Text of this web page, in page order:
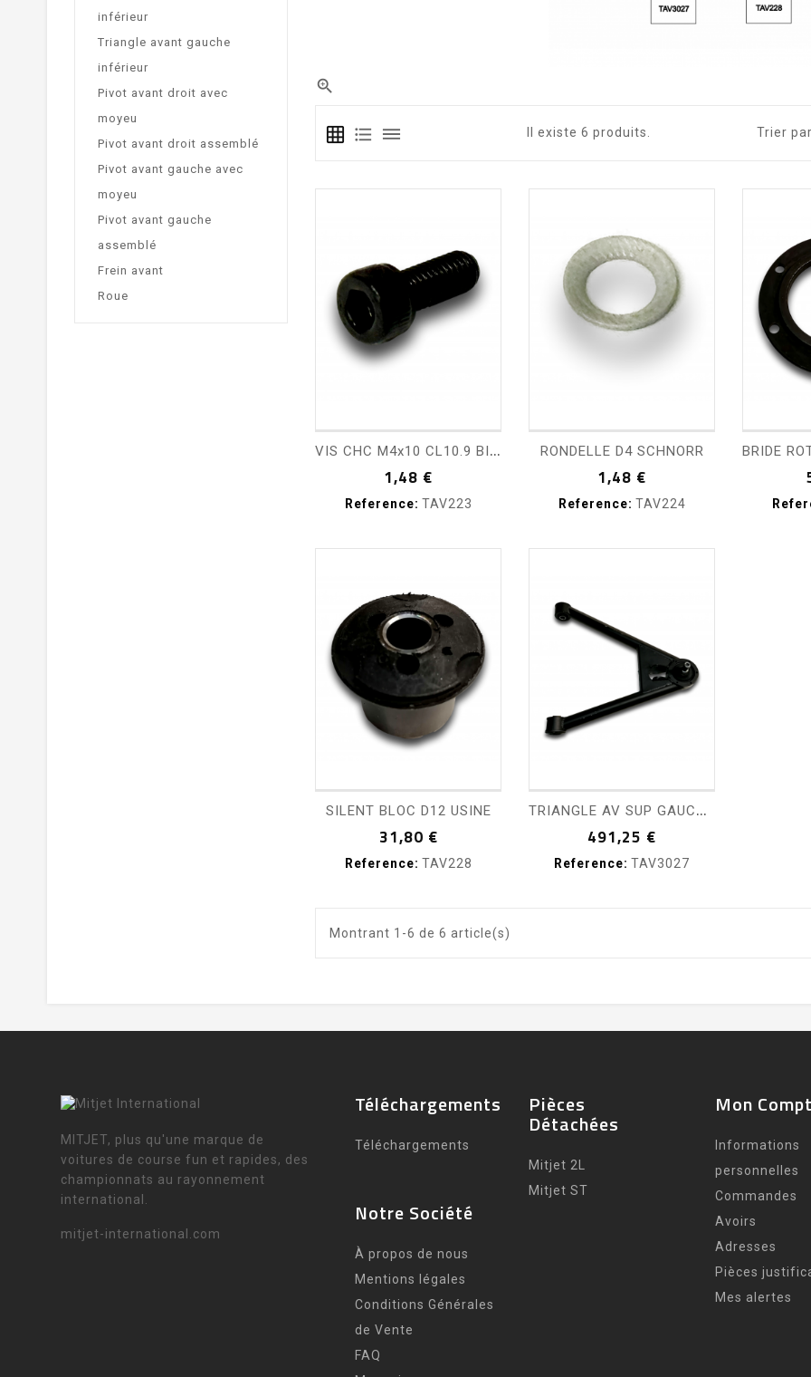
inférieur
Triangle avant gauche
inférieur
Pivot avant droit avec
moyeu
Pivot avant droit assemblé
Pivot avant gauche avec
moyeu
Pivot avant gauche
assemblé
Frein avant
Roue

grid_on format_list_bulleted dehaze Il existe 6 produits. Trier
V
IS CHC M4x10 CL10.9 BICHRO
1,48 €
Reference: TAV223
RONDELLE D4 SCHNORR
1,48 €
Reference: TAV224
SILENT BLOC D12 USINE
31,80 €Prix
Reference: TAV228
T
RIANGLE AV SUP GAUCHE ASS
491,25 €
Reference: TAV3027
Montrant 1-6 de 6 article(s)
MITJET, plus qu'une marque de
voitures de course fun et rapides, des
championnats au rayonnement
international.
mitjet-international.com
Téléchargements
Téléchargements
Pièces
Détachées
Mitjet 2L
Mitjet ST
Notre Société
À propos de nous
Mentions légales
Conditions Générales
de Vente
FAQ
Mon
Informations
personnelles
Commandes
Avoirs
Adresses
Pièces
Mes alertes